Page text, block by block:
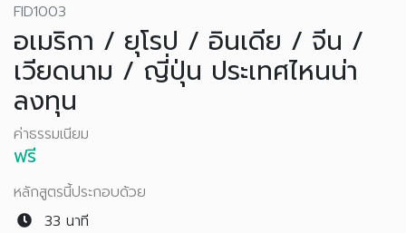
FID1003
อเมริกา / ยุโรป / อินเดีย / จีน /
เวียดนาม / ญี่ปุ่น ประเทศไหนน่า
ลงทุน
ค่าธรรมเนียม
ฟรี
หลักสูตรนี้ประกอบด้วย
33 นาที